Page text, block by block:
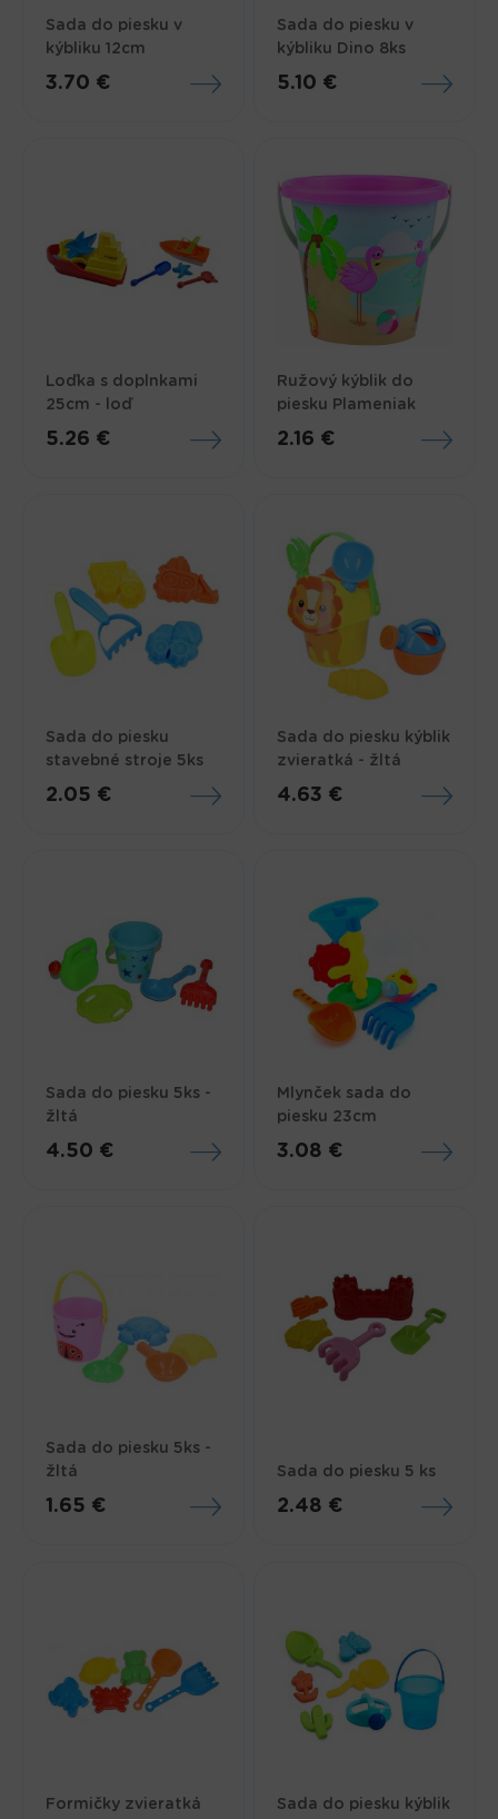
Sada do piesku v
kýbliku 12cm
3.70 €
Sada do piesku v
kýbliku Dino 8ks
5.10 €
Loďka s doplnkami
25cm - loď
5.26 €
Ružový kýblik do
piesku Plameniak
2.16 €
Sada do piesku
stavebné stroje 5ks
2.05 €
Sada do piesku kýblik
zvieratká - žltá
4.63 €
Sada do piesku 5ks -
žltá
4.50 €
Mlynček sada do
piesku 23cm
3.08 €
Sada do piesku 5ks -
žltá
1.65 €
Sada do piesku 5 ks
2.48 €
Formičky zvieratká
Sada do piesku kýblik